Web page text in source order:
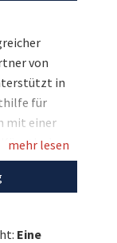
von
in
für
mit einer
Künstlerin
aller
mehr lesen
Eine